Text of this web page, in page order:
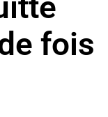
fois